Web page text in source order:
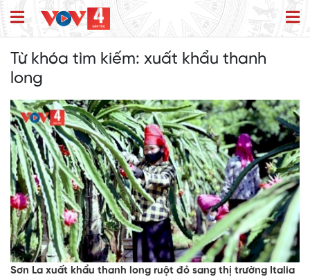
Từ khóa tìm kiếm: xuất khẩu thanh
long
Sơn La xuất khẩu thanh long ruột đỏ sang thị trường Italia